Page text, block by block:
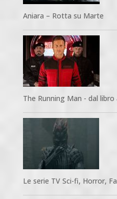
Aniara – Rotta su Marte
The Running Man - dal libro
Le serie TV Sci-fi, Horror,